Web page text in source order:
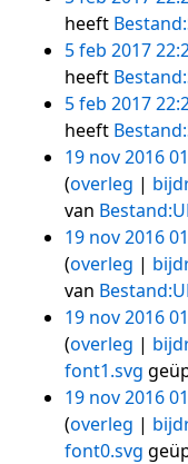
heeft
5 feb 2017
heeft
5 feb 2017
heeft
19 nov 2016
overleg
van
19 nov 2016
overleg
van
19 nov 2016
overleg
font1.svg
19 nov 2016
overleg
font0.svg